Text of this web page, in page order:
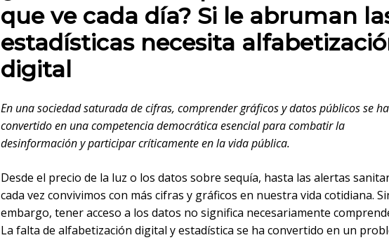
que ve cada día? Si le abruman
estadísticas necesita
digital
En una sociedad saturada de cifras, comprender gráficos y datos públicos se ha
convertido en una competencia democrática esencial para combatir la
desinformación y participar críticamente en la vida pública.
Desde el precio de la luz o los datos sobre sequía, hasta las alertas
cada vez convivimos con más cifras y gráficos en nuestra vida cotidiana.
embargo, tener acceso a los datos no significa necesariamente
La falta de alfabetización digital y estadística se ha convertido en un